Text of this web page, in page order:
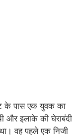
के पास एक युवक का
और इलाके की घेराबंदी
वह पहले एक निजी